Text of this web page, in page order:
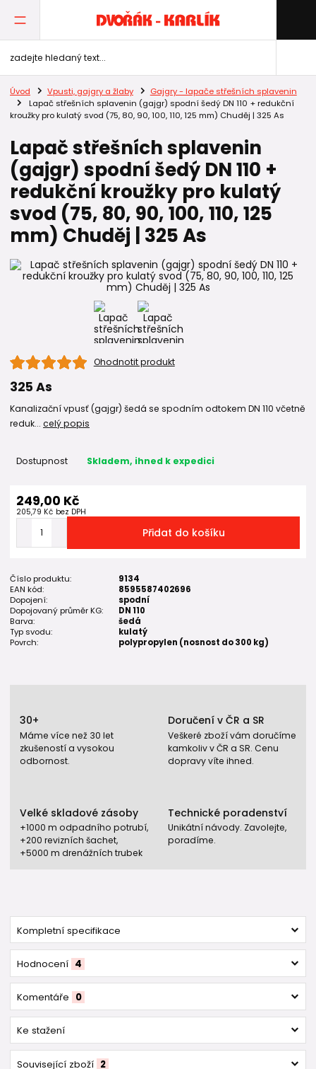
Úvod Vpusti, gajgry a žlaby
Gajgry - lapače střešních splavenin
Lapač střešních splavenin (gajgr) spodní šedý DN 110 + redukční
kroužky pro kulatý svod (75, 80, 90, 100, 110, 125 mm) Chuděj | 325 As
Lapač střešních splavenin
(gajgr) spodní šedý DN 110 +
redukční kroužky pro kulatý
svod (75, 80, 90, 100, 110, 125
mm) Chuděj | 325 As
Ohodnotit produkt
325 As
Kanalizační vpusť (gajgr) šedá se spodním odtokem DN 110 včetně
reduk... celý popis
Dostupnost Skladem, ihned k expedici
249,00 Kč
205,79 Kč bez DPH
Přidat do košíku
Číslo produktu:
9134
EAN kód:
8595587402696
Dopojení:
spodní
Dopojovaný průměr KG:
DN 110
Barva:
šedá
Typ svodu:
kulatý
Povrch:
polypropylen (nosnost do 300 kg)
30+
Máme více než 30 let
zkušeností a vysokou
odbornost.
Doručení v ČR a SR
Veškeré zboží vám doručíme
kamkoliv v ČR a SR. Cenu
dopravy víte ihned.
Velké skladové zásoby
+1000 m odpadního potrubí,
+200 revizních šachet,
+5000 m drenážních trubek
Technické poradenství
Unikátní návody. Zavolejte,
poradíme.
Kompletní specifikace
Hodnocení 4
Komentáře 0
Ke stažení
Související zboží 2